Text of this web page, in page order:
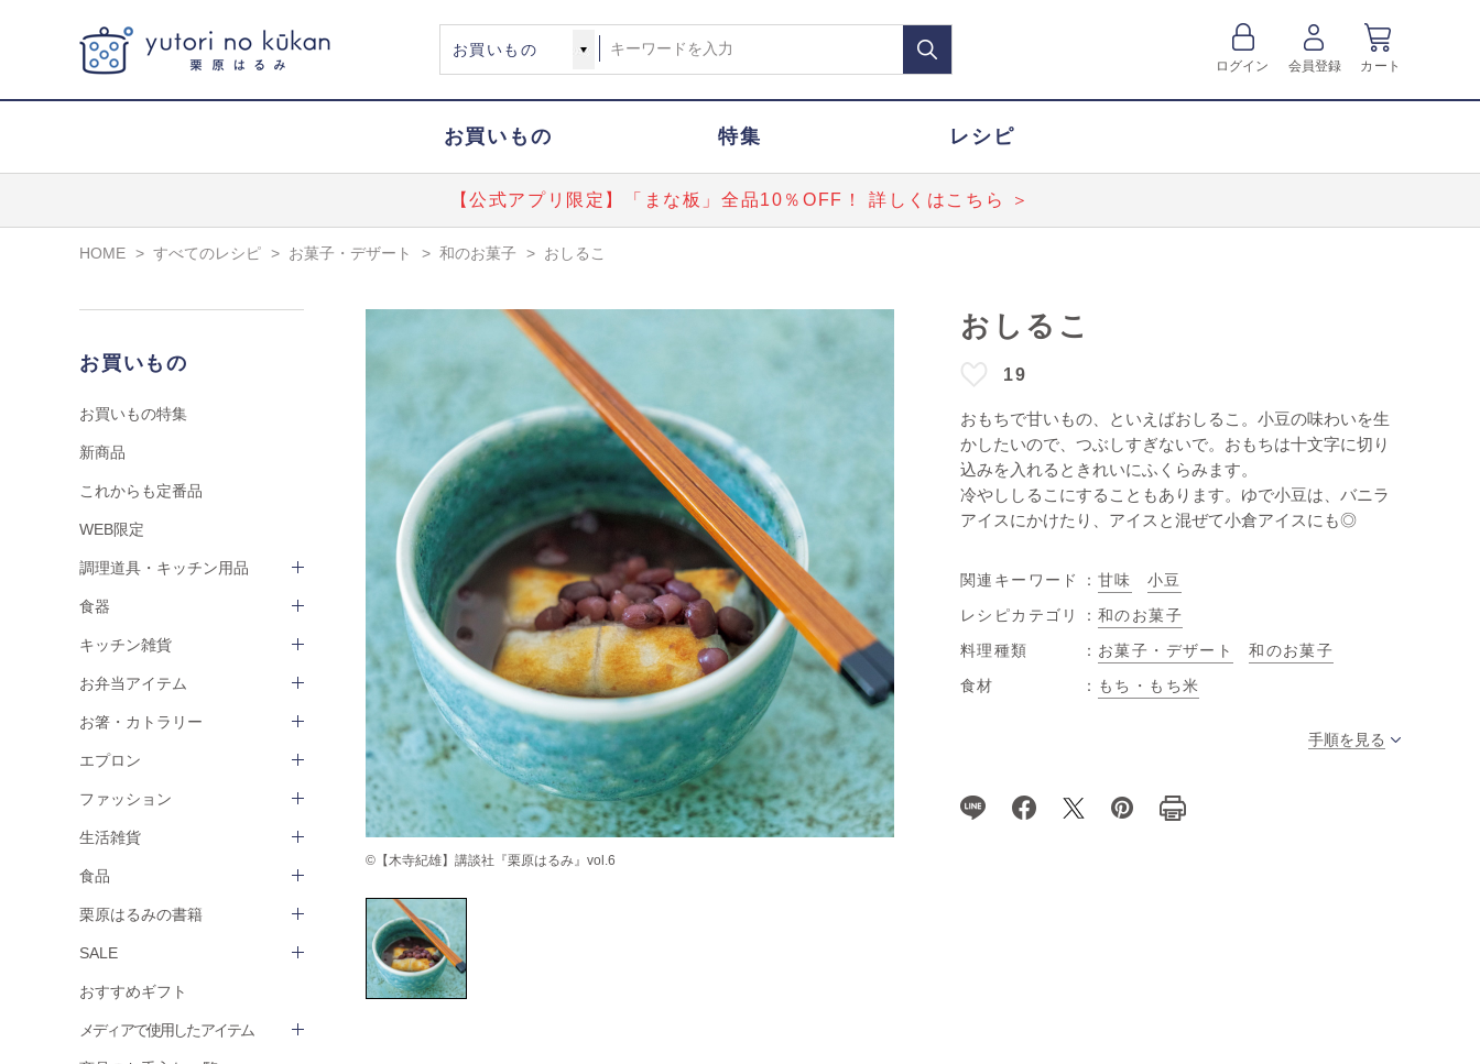
ログイン 会員登録 カート
お買いもの 特集 レシピ
【公式アプリ限定】「まな板」全品10％OFF！ 詳しくはこちら ＞
HOME > すべてのレシピ > お菓子・デザート > 和のお菓子 > おしるこ
お買いもの
お買いもの特集
新商品
これからも定番品
WEB限定
調理道具・キッチン用品
食器
キッチン雑貨
お弁当アイテム
お箸・カトラリー
エプロン
ファッション
生活雑貨
食品
栗原はるみの書籍
SALE
おすすめギフト
メディアで使用したアイテム
©【木寺紀雄】講談社『栗原はるみ』vol.6
おしるこ
19
おもちで甘いもの、といえばおしるこ。小豆の味わいを生
かしたいので、つぶしすぎないで。おもちは十文字に切り
込みを入れるときれいにふくらみます。
冷やししるこにすることもあります。ゆで小豆は、バニラ
アイスにかけたり、アイスと混ぜて小倉アイスにも◎
関連キーワード 甘味
小豆
レシピカテゴリ
和のお菓子
料理種類
お菓子・デザート
和のお菓子
食材
もち・もち米
手順を見る